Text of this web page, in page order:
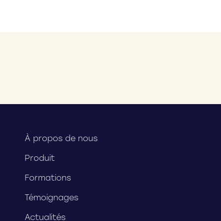
À propos de nous
Produit
Formations
Témoignages
Actualités